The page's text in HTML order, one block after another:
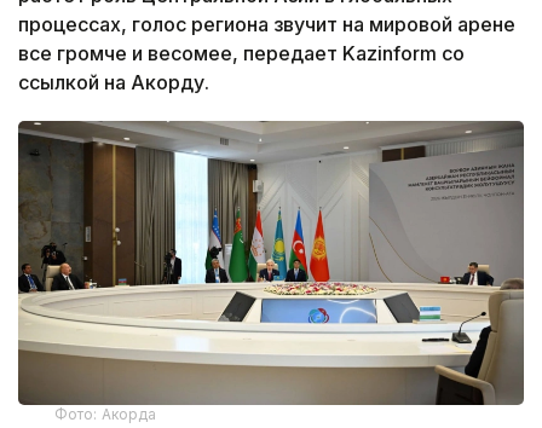
процессах, голос региона звучит на мировой арене
все громче и весомее, передает Kazinform со
ссылкой на Акорду.
Фото: Акорда